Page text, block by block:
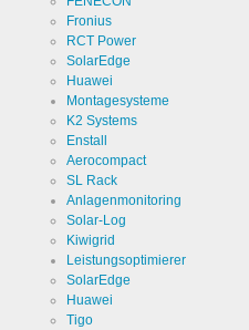
Fronius
RCT Power
SolarEdge
Huawei
Montagesysteme
K2 Systems
Enstall
Aerocompact
SL Rack
Anlagenmonitoring
Solar-Log
Kiwigrid
Leistungsoptimierer
SolarEdge
Huawei
Tigo